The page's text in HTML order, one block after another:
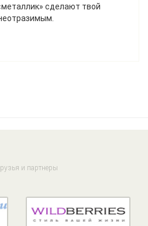
сделают твой
и партнеры